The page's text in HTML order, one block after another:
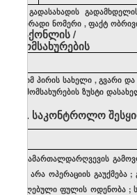
გადასახადის
პირადი ნომერი ,ფაქტ
საქონლის/
მომსახურების
იმ პირის სახელი ,გვარი და
მომსახურების ზუსტი
. საკონტროლო
სამართალდარღვევის
არა ოპერაციის გაუქმება ;
მიღებული ფულის ოდენობა ;